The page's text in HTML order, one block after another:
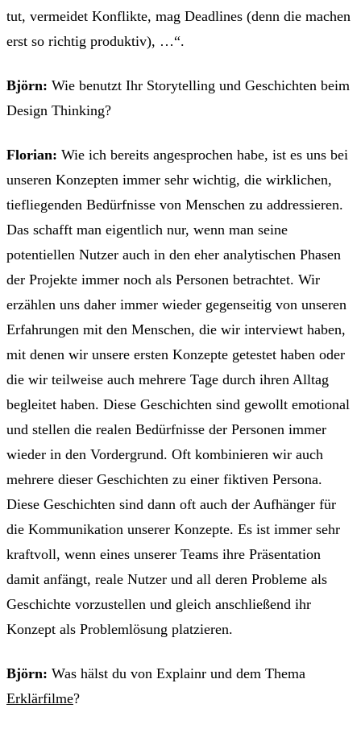
tut, vermeidet Konflikte, mag Deadlines (denn die machen
erst so richtig produktiv), …“.
Björn: Wie benutzt Ihr Storytelling und Geschichten beim
Design Thinking?
Florian: Wie ich bereits angesprochen habe, ist es uns bei
unseren Konzepten immer sehr wichtig, die wirklichen,
tiefliegenden Bedürfnisse von Menschen zu addressieren.
Das schafft man eigentlich nur, wenn man seine
potentiellen Nutzer auch in den eher analytischen Phasen
der Projekte immer noch als Personen betrachtet. Wir
erzählen uns daher immer wieder gegenseitig von unseren
Erfahrungen mit den Menschen, die wir interviewt haben,
mit denen wir unsere ersten Konzepte getestet haben oder
die wir teilweise auch mehrere Tage durch ihren Alltag
begleitet haben. Diese Geschichten sind gewollt emotional
und stellen die realen Bedürfnisse der Personen immer
wieder in den Vordergrund. Oft kombinieren wir auch
mehrere dieser Geschichten zu einer fiktiven Persona.
Diese Geschichten sind dann oft auch der Aufhänger für
die Kommunikation unserer Konzepte. Es ist immer sehr
kraftvoll, wenn eines unserer Teams ihre Präsentation
damit anfängt, reale Nutzer und all deren Probleme als
Geschichte vorzustellen und gleich anschließend ihr
Konzept als Problemlösung platzieren.
Björn: Was hälst du von Explainr und dem Thema
Erklärfilme?